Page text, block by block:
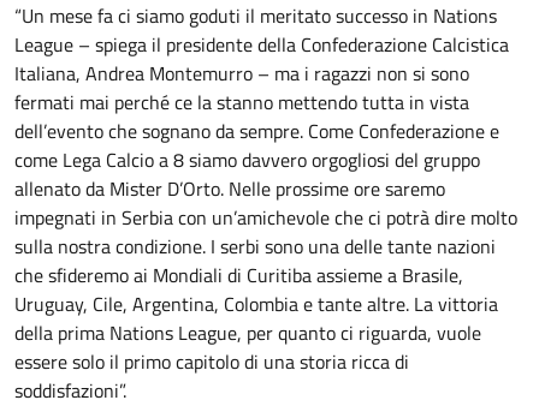
“Un mese fa ci siamo goduti il meritato successo in Nations
League – spiega il presidente della Confederazione Calcistica
Italiana, Andrea Montemurro – ma i ragazzi non si sono
fermati mai perché ce la stanno mettendo tutta in vista
dell’evento che sognano da sempre. Come Confederazione e
come Lega Calcio a 8 siamo davvero orgogliosi del gruppo
allenato da Mister D’Orto. Nelle prossime ore saremo
impegnati in Serbia con un’amichevole che ci potrà dire molto
sulla nostra condizione. I serbi sono una delle tante nazioni
che sfideremo ai Mondiali di Curitiba assieme a Brasile,
Uruguay, Cile, Argentina, Colombia e tante altre. La vittoria
della prima Nations League, per quanto ci riguarda, vuole
essere solo il primo capitolo di una storia ricca di
soddisfazioni”.